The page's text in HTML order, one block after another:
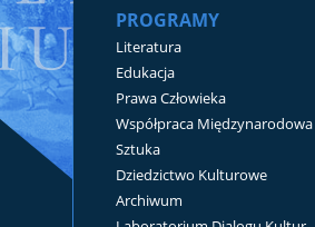
PROGRAMY
Literatura
Edukacja
Prawa Człowieka
Współpraca Międzynarodowa
Sztuka
Dziedzictwo Kulturowe
Archiwum